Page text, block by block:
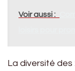
Voir aussi :
La diversité